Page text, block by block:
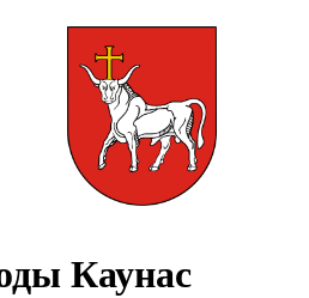
Каунас